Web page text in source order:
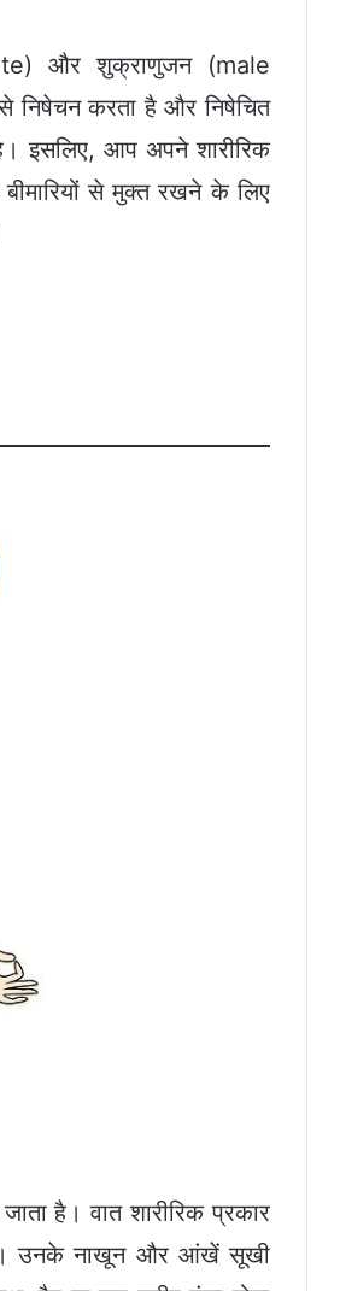
और शुक्राणुजन (male
निषेचन करता है और निषेचित
इसलिए, आप अपने शारीरिक
से मुक्त रखने के लिए
है। वात शारीरिक प्रकार
है। उनके नाखून और आंखें सूखी